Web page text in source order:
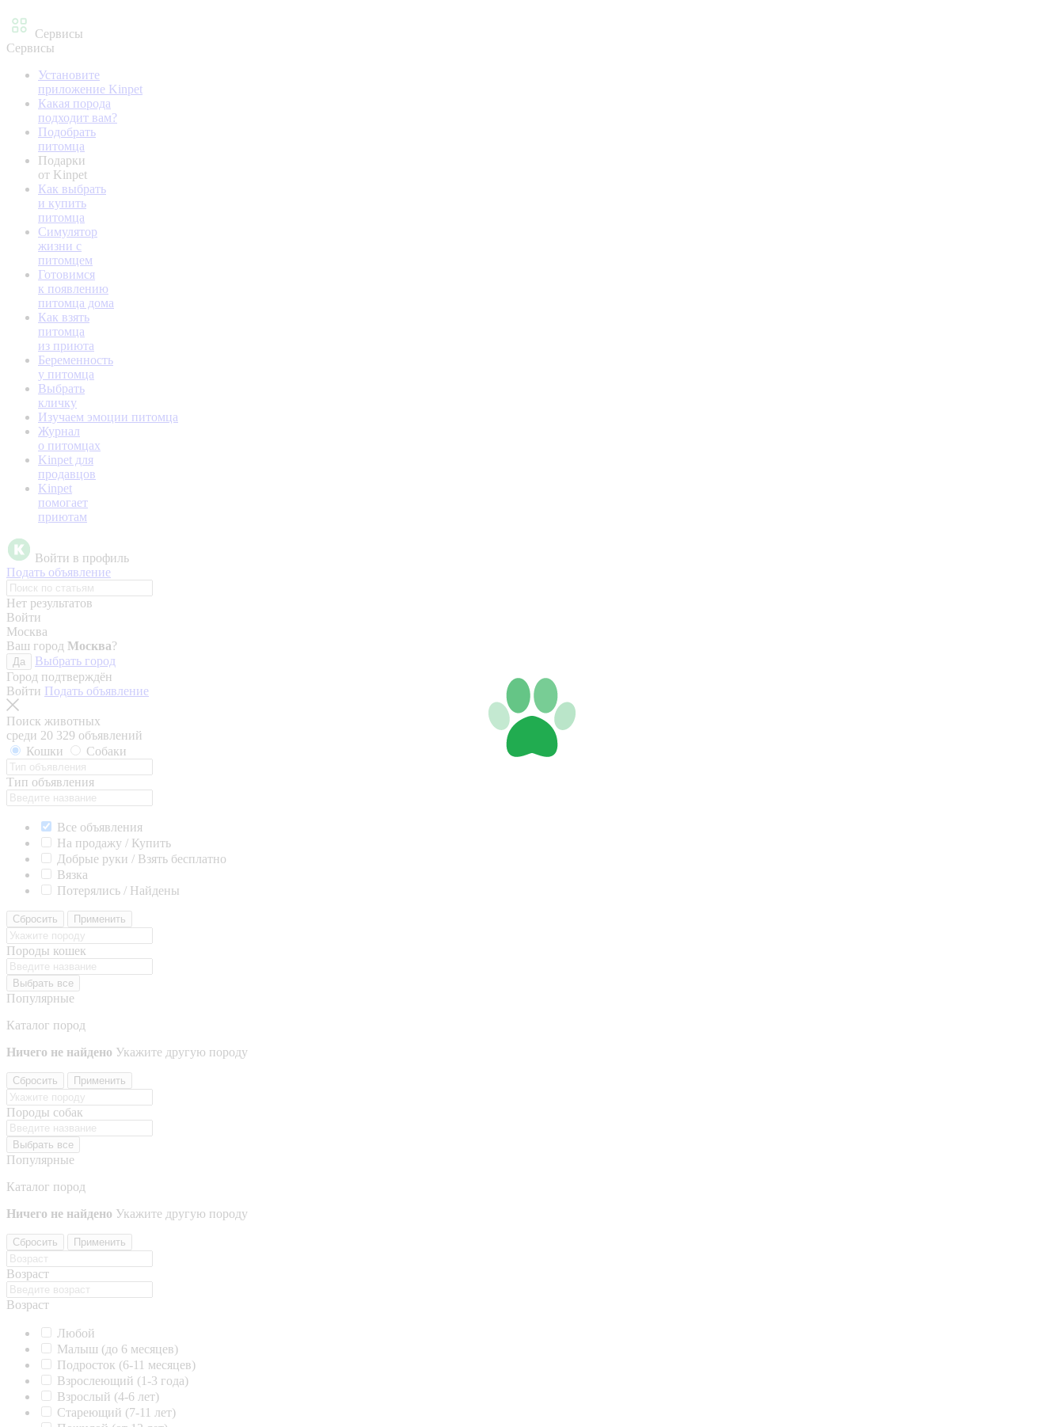
Сервисы
Сервисы
Установите
приложение Kinpet
Какая порода
подходит вам?
Подобрать
питомца
Подарки
от Kinpet
Как выбрать
и купить
питомца
Симулятор
жизни с
питомцем
Готовимся
к появлению
питомца дома
Как взять
питомца
из приюта
Беременность
у питомца
Выбрать
кличку
Изучаем эмоции питомца
Журнал
о питомцах
Kinpet для
продавцов
Kinpet
помогает
приютам
Войти в профиль
Подать объявление
Нет результатов
Войти
Москва
Ваш город Москва?
Да
Выбрать город
Город подтверждён
Войти Подать объявление
Поиск животных
среди 20 329 объявлений
Кошки
Собаки
Тип объявления
Все объявления
На продажу / Купить
Добрые руки / Взять бесплатно
Вязка
Потерялись / Найдены
Сбросить Применить
Породы кошек
Выбрать все
Популярные
Каталог пород
Ничего не найдено Укажите другую породу
Сбросить Применить
Породы собак
Выбрать все
Популярные
Каталог пород
Ничего не найдено Укажите другую породу
Сбросить Применить
Возраст
Возраст
Любой
Малыш (до 6 месяцев)
Подросток (6-11 месяцев)
Взрослеющий (1-3 года)
Взрослый (4-6 лет)
Стареющий (7-11 лет)